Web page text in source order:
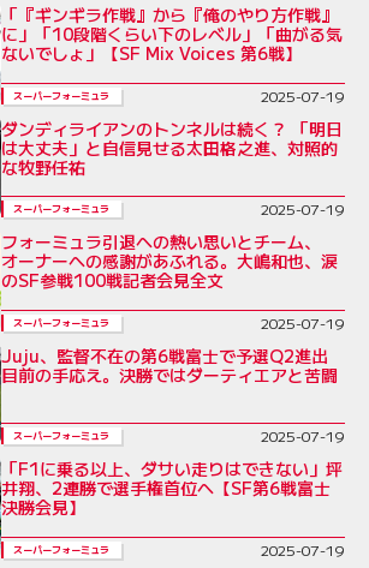
「『ギンギラ作戦』から『俺のやり方作戦』
に」「10段階くらい下のレベル」「曲がる気
ないでしょ」【SF Mix Voices 第6戦】
スーパーフォーミュラ 2025-07-19
ダンディライアンのトンネルは続く？ 「明日
は大丈夫」と自信見せる太田格之進、対照的
な牧野任祐
スーパーフォーミュラ 2025-07-19
フォーミュラ引退への熱い思いとチーム、
オーナーへの感謝があふれる。大嶋和也、涙
のSF参戦100戦記者会見全文
スーパーフォーミュラ 2025-07-19
Juju、監督不在の第6戦富士で予選Q2進出
目前の手応え。決勝ではダーティエアと苦闘
スーパーフォーミュラ 2025-07-19
「F1に乗る以上、ダサい走りはできない」坪
井翔、2連勝で選手権首位へ【SF第6戦富士
決勝会見】
スーパーフォーミュラ 2025-07-19